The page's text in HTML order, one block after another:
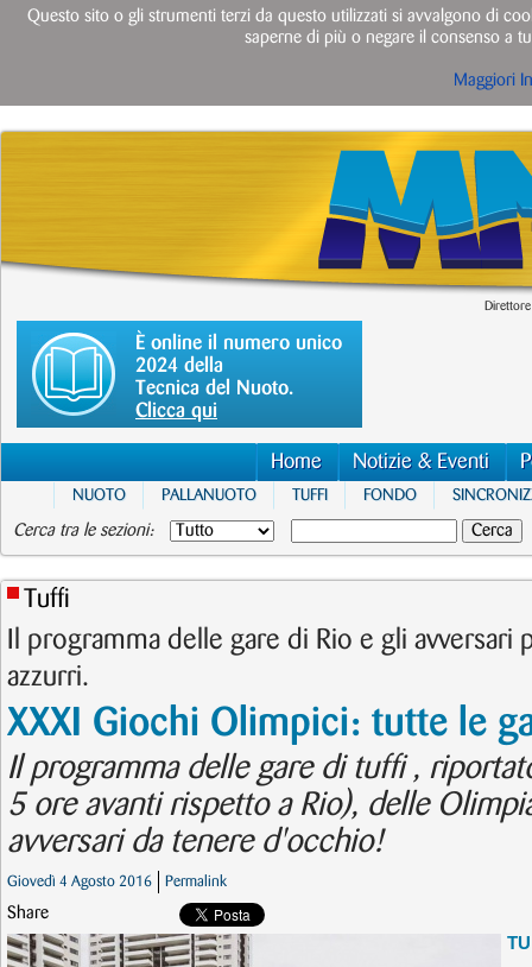
È online il numero unico
2024 della
Tecnica del Nuoto.
Clicca qui
Home Notizie & Eventi
NUOTO PALLANUOTO TUFFI FONDO
Cerca tra le sezioni:
Tuffi
Il programma delle gare di Rio e gli
azzurri.
XXXI Giochi Olimpici: tutte le
Il programma delle gare di tuffi ,
5 ore avanti rispetto a Rio), delle
avversari da tenere d'occhio!
Giovedì 4 Agosto 2016 Permalink
Share
Questo sito o gli strumenti terzi da questo utilizzati si avvalgono di
saperne di più o negare il consenso a
Maggiori